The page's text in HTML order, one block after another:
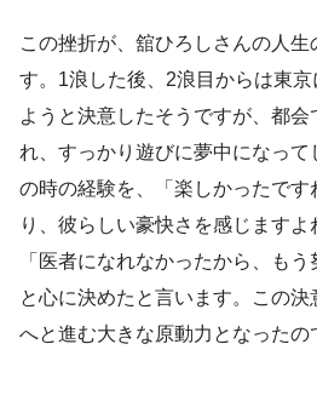
この挫折が、舘ひろしさんの人生
す。1浪した後、2浪目からは東
ようと決意したそうですが、都会
れ、すっかり遊びに夢中になって
の時の経験を、「楽しかったです
り、彼らしい豪快さを感じます
「医者になれなかったから、もう
と心に決めたと言います。この
へと進む大きな原動力となったの